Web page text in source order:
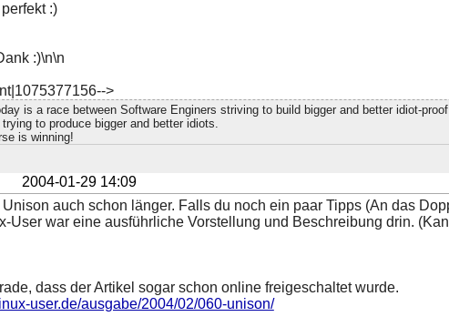
:)
:)\n\n
>
is a race between Software Enginers striving to build bigger and better idiot-proof
to produce bigger and better idiots.
is winning!
2004-01-29 14:09
Unison auch schon länger. Falls du noch ein paar Tipps (An das
User war eine ausführliche Vorstellung und Beschreibung drin.
dass der Artikel sogar schon online freigeschaltet wurde.
user.de/ausgabe/2004/02/060-unison/